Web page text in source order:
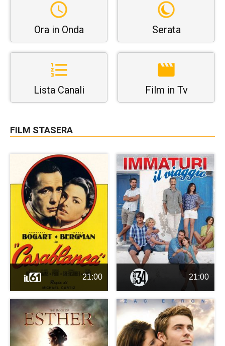
Ora in Onda Serata
Lista Canali Film in Tv
FILM STASERA
21:00 21:00